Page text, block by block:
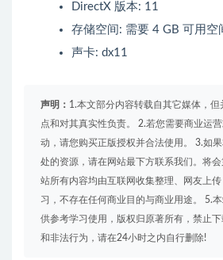
DirectX 版本: 11
存储空间: 需要 4 GB 可用空
声卡: dx11
声明： 1.本文部分内容转载自其它媒体，
点和对其真实性负责。 2.若您需要商业运
动，请您购买正版授权并合法使用。 3.如
处的资源，请在网站最下方联系我们。将
站所有内容均由互联网收集整理、网友上
习，不存在任何商业目的与商业用途。 5.
供参考学习使用，版权归原著所有，禁止
和非法行为，请在24小时之内自行删除!